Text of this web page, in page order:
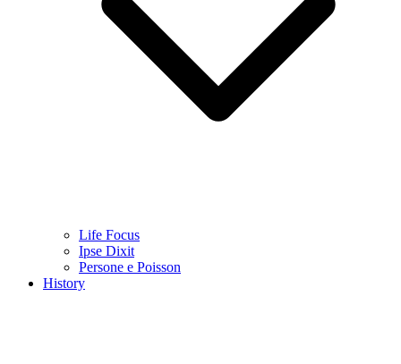
Life Focus
Ipse Dixit
Persone e Poisson
History